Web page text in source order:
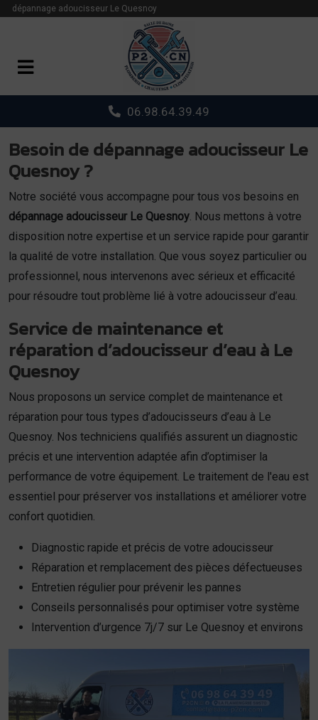
dépannage adoucisseur Le Quesnoy
06.98.64.39.49
Besoin de dépannage adoucisseur Le
Quesnoy ?
Notre société vous accompagne pour tous vos besoins en
dépannage adoucisseur Le Quesnoy. Nous mettons à votre
disposition notre expertise et un service rapide pour garantir
la qualité de votre installation. Que vous soyez particulier ou
professionnel, nous intervenons avec sérieux et efficacité
pour résoudre tout problème lié à votre adoucisseur d’eau.
Service de maintenance et
réparation d’adoucisseur d’eau à Le
Quesnoy
Nous proposons un service complet de maintenance et
réparation pour tous types d’adoucisseurs d’eau à Le
Quesnoy. Nos techniciens qualifiés assurent un diagnostic
précis et une intervention adaptée afin d’optimiser la
performance de votre équipement. Le traitement de l'eau est
essentiel pour préserver vos installations et améliorer votre
confort quotidien.
Diagnostic rapide et précis de votre adoucisseur
Réparation et remplacement des pièces défectueuses
Entretien régulier pour prévenir les pannes
Conseils personnalisés pour optimiser votre système
Intervention d’urgence 7j/7 sur Le Quesnoy et environs
Panneau de gestion des cookies